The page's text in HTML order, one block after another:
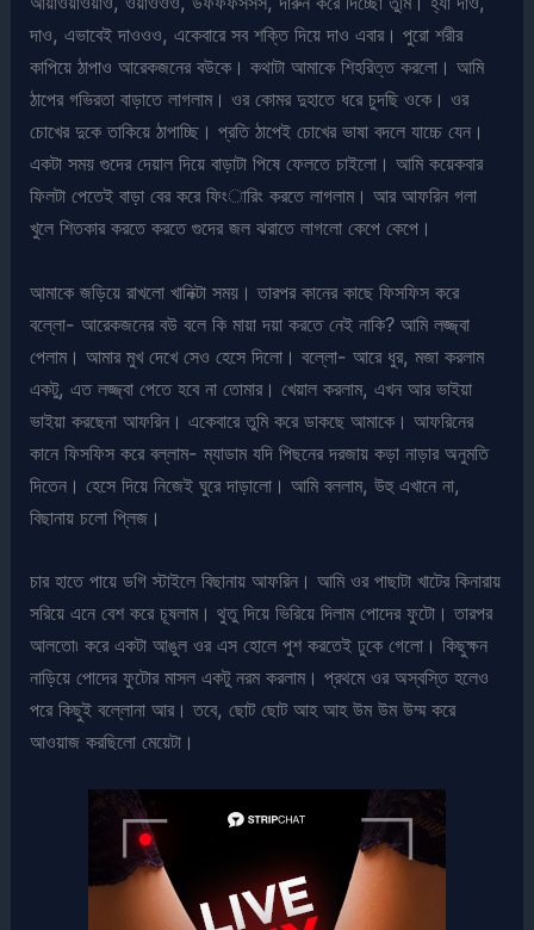
দাও, এভাবেই দাওওও, একেবারে সব শক্তি দিয়ে দাও এবার। পুরো শরীর
কাপিয়ে ঠাপাও আরেকজনের বউকে। কথাটা আমাকে শিহরিত্ত করলো। আমি
ঠাপের গভিরতা বাড়াতে লাগলাম। ওর কোমর দুহাতে ধরে চুদছি ওকে। ওর
চোখের দুকে তাকিয়ে ঠাপাচ্ছি। প্রতি ঠাপেই চোখের ভাষা বদলে যাচ্চে যেন।
একটা সময় গুদের দেয়াল দিয়ে বাড়াটা পিষে ফেলতে চাইলো। আমি কয়েকবার
ফিলটা পেতেই বাড়া বের করে ফিংারিং করতে লাগলাম। আর আফরিন গলা
খুলে শিতকার করতে করতে গুদের জল ঝরাতে লাগলো কেপে কেপে।
আমাকে জড়িয়ে রাখলো খানিক্টা সময়। তারপর কানের কাছে ফিসফিস করে
বল্লো- আরেকজনের বউ বলে কি মায়া দয়া করতে নেই নাকি? আমি লজ্জ্বা
পেলাম। আমার মুখ দেখে সেও হেসে দিলো। বল্লো- আরে ধুর, মজা করলাম
একটু, এত লজ্জ্বা পেতে হবে না তোমার। খেয়াল করলাম, এখন আর ভাইয়া
ভাইয়া করছেনা আফরিন। একেবারে তুমি করে ডাকছে আমাকে। আফরিনের
কানে ফিসফিস করে বল্লাম- ম্যাডাম যদি পিছনের দরজায় কড়া নাড়ার অনুমতি
দিতেন। হেসে দিয়ে নিজেই ঘুরে দাড়ালো। আমি বললাম, উহু এখানে না,
বিছানায় চলো প্লিজ।
চার হাতে পায়ে ডগি স্টাইলে বিছানায় আফরিন। আমি ওর পাছাটা খাটের কিনারায়
সরিয়ে এনে বেশ করে চূষলাম। থুতু দিয়ে ভিরিয়ে দিলাম পোদের ফুটো। তারপর
আলতো৷ করে একটা আঙুল ওর এস হোলে পুশ করতেই ঢুকে গেলো। কিছুক্ষন
নাড়িয়ে পোদের ফুটোর মাসল একটু নরম করলাম। প্রথমে ওর অস্বস্তি হলেও
পরে কিছুই বল্লোনা আর। তবে, ছোট ছোট আহ আহ উম উম উম্ম করে
আওয়াজ করছিলো মেয়েটা।